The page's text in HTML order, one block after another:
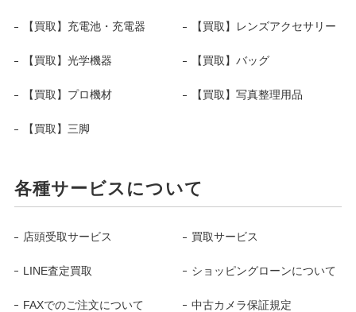
【買取】充電池・充電器 【買取】レンズアクセサリー
【買取】光学機器 【買取】バッグ
【買取】プロ機材 【買取】写真整理用品
【買取】三脚
各種サービスについて
店頭受取サービス 買取サービス
LINE査定買取 ショッピングローンについて
FAXでのご注文について 中古カメラ保証規定